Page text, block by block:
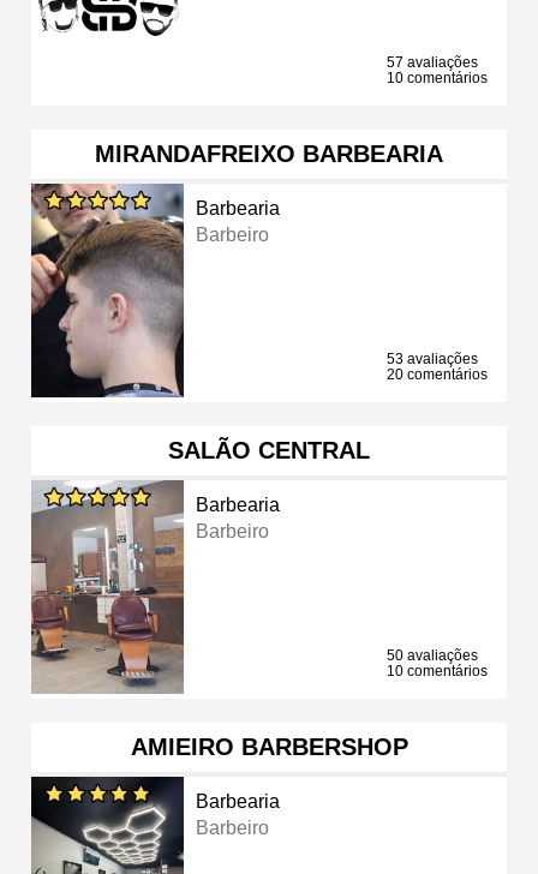
57 avaliações
10 comentários
MIRANDAFREIXO BARBEARIA
Barbearia
Barbeiro
53 avaliações
20 comentários
SALÃO CENTRAL
Barbearia
Barbeiro
50 avaliações
10 comentários
AMIEIRO BARBERSHOP
Barbearia
Barbeiro